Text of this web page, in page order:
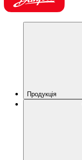
Продукція